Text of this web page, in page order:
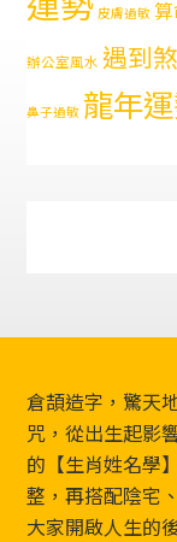
皮膚過敏
辦公室風水 遇到
鼻子過敏 龍年
Footer
倉頡造字，驚天
咒，從出生起影
的【生肖姓名學
整，再搭配陰宅
大家開啟人生的